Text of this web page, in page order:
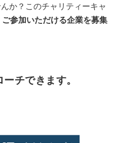
か？このチャリティーキャ
参加いただける企業を募集
チできます。